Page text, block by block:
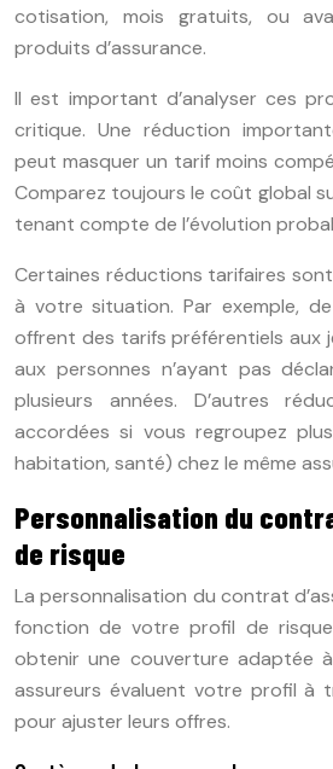
cotisation, mois gratuits, ou
produits d’assurance.
Il est important d’analyser ces
critique. Une réduction
peut masquer un tarif moins
Comparez toujours le coût global
tenant compte de l’évolution
Certaines réductions tarifaires
à votre situation. Par exemple,
offrent des tarifs préférentiels aux
aux personnes n’ayant pas
plusieurs années. D’autres
accordées si vous regroupez
habitation, santé) chez le même
Personnalisation du
de risque
La personnalisation du contrat
fonction de votre profil de
obtenir une couverture adaptée
assureurs évaluent votre profil à
pour ajuster leurs offres.